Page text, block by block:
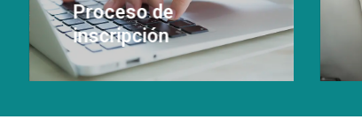
Proceso de
inscripción